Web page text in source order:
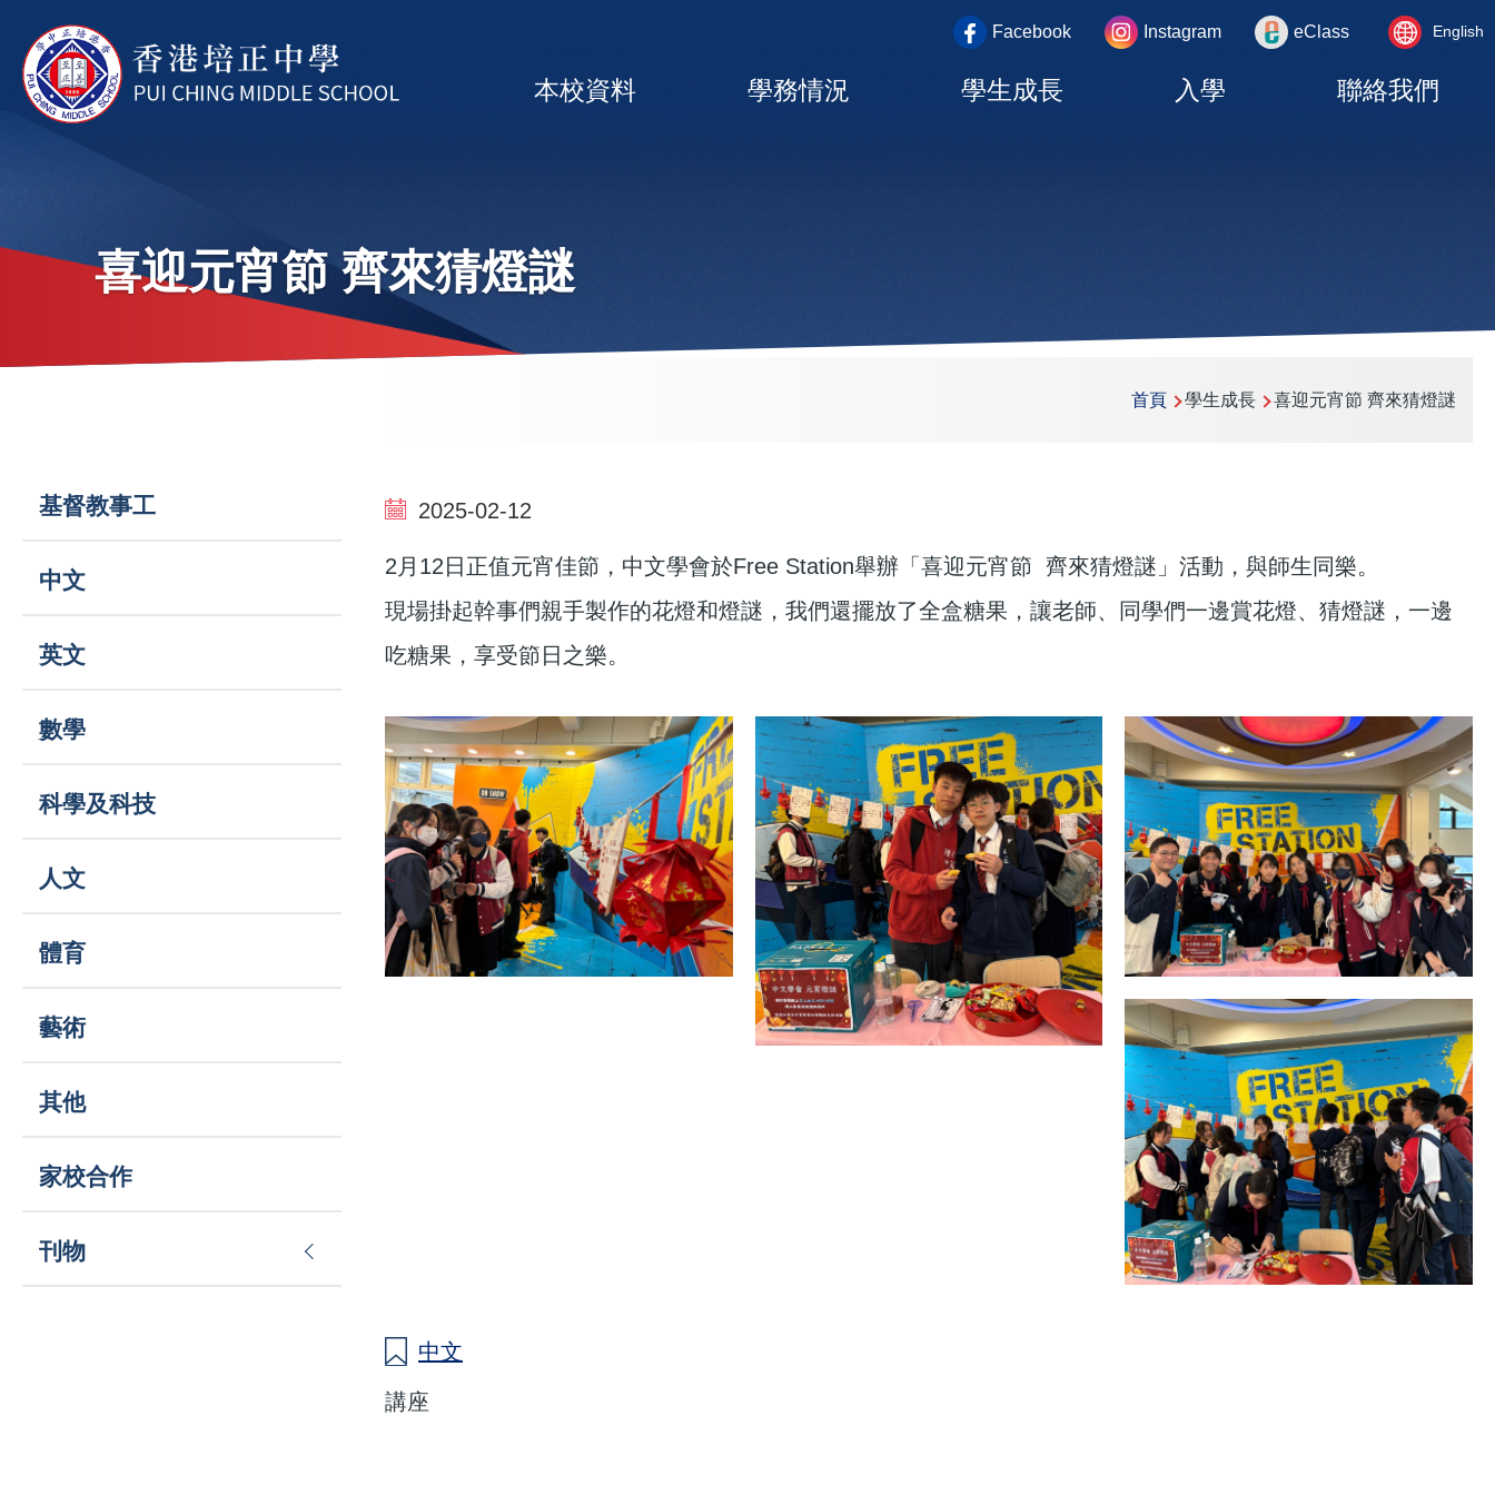
top_area
Facebook Instagram eClass
Language
switcher
English
navigation
本校資料 學務情況 學生成長 入學 聯絡我們
喜迎元宵節 齊來猜燈謎
結
首頁 學生成長 喜迎元宵節 齊來猜燈謎
2025-02-12
2月12日正值元宵佳節，中文學會於Free Station舉辦「喜迎元宵節 齊來猜燈謎」活動，與師生同樂。
現場掛起幹事們親手製作的花燈和燈謎，我們還擺放了全盒糖果，讓老師、同學們一邊賞花燈、猜燈謎，一邊
吃糖果，享受節日之樂。
中文
講座
Main
navigation
基督教事工
中文
英文
數學
科學及科技
人文
體育
藝術
其他
家校合作
刊物